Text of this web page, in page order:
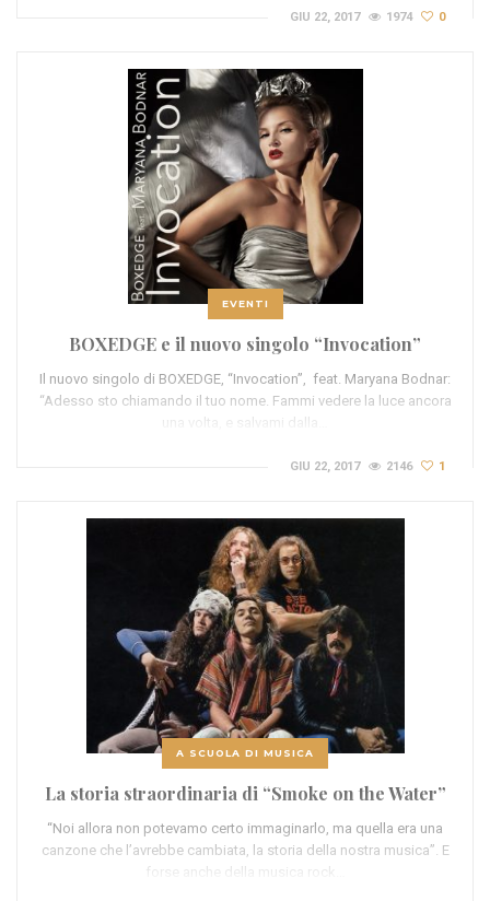
GIU 22, 2017 1974 0
EVENTI
BOXEDGE e il nuovo singolo “Invocation”
Il nuovo singolo di BOXEDGE, “Invocation”, feat. Maryana Bodnar:
“Adesso sto chiamando il tuo nome. Fammi vedere la luce ancora
una volta, e salvami dalla…
GIU 22, 2017 2146 1
A SCUOLA DI MUSICA
La storia straordinaria di “Smoke on the Water”
“Noi allora non potevamo certo immaginarlo, ma quella era una
canzone che l’avrebbe cambiata, la storia della nostra musica”. E
forse anche della musica rock…